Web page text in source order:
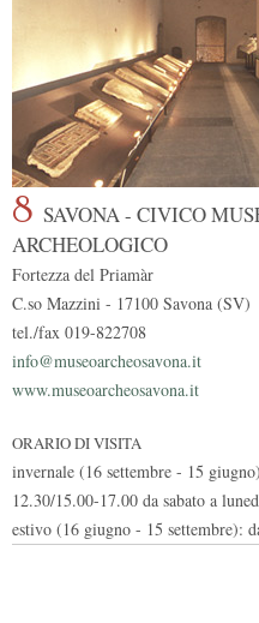
8 SAVONA - CIVICO
ARCHEOLOGICO
Fortezza del Priamàr
C.so Mazzini - 17100 Savona (SV)
tel./fax 019-822708
info@museoarcheosavona.it
www.museoarcheosavona.it
ORARIO DI VISITA
invernale (16 settembre - 15
12.30/15.00-17.00 da sabato a
estivo (16 giugno - 15 settembre):